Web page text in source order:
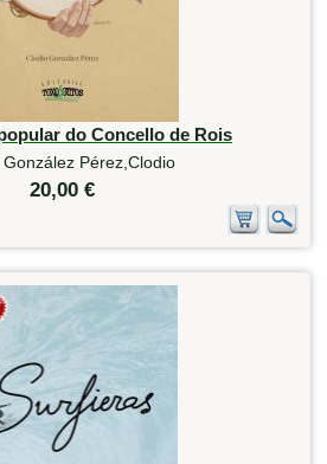
do Concello de Rois
González Pérez,Clodio
20,00 €